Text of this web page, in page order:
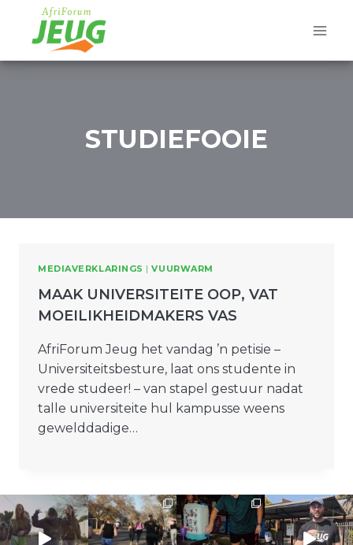
content
STUDIEFOOIE
MEDIAVERKLARINGS |VUURWARM
MAAK UNIVERSITEITE OOP, VAT
MOEILIKHEIDMAKERS VAS
AfriForum Jeug het vandag ’n petisie –
Universiteitsbesture, laat ons studente in
vrede studeer! – van stapel gestuur nadat
talle universiteite hul kampusse weens
gewelddadige…